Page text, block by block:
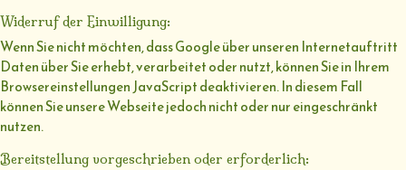
Widerruf der Einwilligung:
Wenn Sie nicht möchten, dass Google über unseren Internetauftritt
Daten über Sie erhebt, verarbeitet oder nutzt, können Sie in Ihrem
Browsereinstellungen JavaScript deaktivieren. In diesem Fall
können Sie unsere Webseite jedoch nicht oder nur eingeschränkt
nutzen.
Bereitstellung vorgeschrieben oder erforderlich: